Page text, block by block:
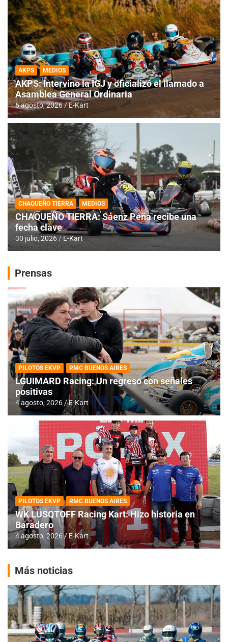
AKPS MEDIOS
AKPS: Intervino la IGJ y oficializó el llamado a
Asamblea General Ordinaria
6 agosto, 2026 E-Kart
CHAQUEÑO TIERRA MEDIOS
CHAQUEÑO TIERRA: Sáenz Peña recibe una
fecha clave
30 julio, 2026 E-Kart
Prensas
PILOTOS EKVP RMC BUENOS AIRES
LGUIMARD Racing: Un regreso con señales
positivas
4 agosto, 2026 E-Kart
PILOTOS EKVP RMC BUENOS AIRES
WK LÜSQTOFF Racing Kart: Hizo historia en
Baradero
4 agosto, 2026 E-Kart
Más noticias